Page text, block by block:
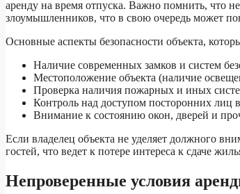
аренду на время отпуска. Важно помнить, что
злоумышленников, что в свою очередь может
Основные аспекты безопасности объекта,
Наличие современных замков и систем
Местоположение объекта (наличие
Проверка наличия пожарных и иных
Контроль над доступом посторонних лиц
Внимание к состоянию окон, дверей и
Если владелец объекта не уделяет должного
гостей, что ведет к потере интереса к сдаче
Непроверенные условия